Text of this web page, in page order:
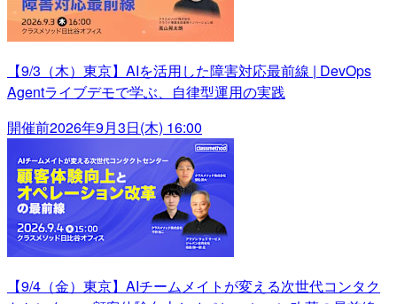
【9/3（木）東京】AIを活用した障害対応最前線 | DevOps
Agentライブデモで学ぶ、自律型運用の実践
開催前2026年9月3日(木) 16:00
【9/4（金）東京】AIチームメイトが変える次世代コンタク